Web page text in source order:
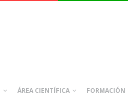
ÁREA CIENTÍFICA FORMACIÓN